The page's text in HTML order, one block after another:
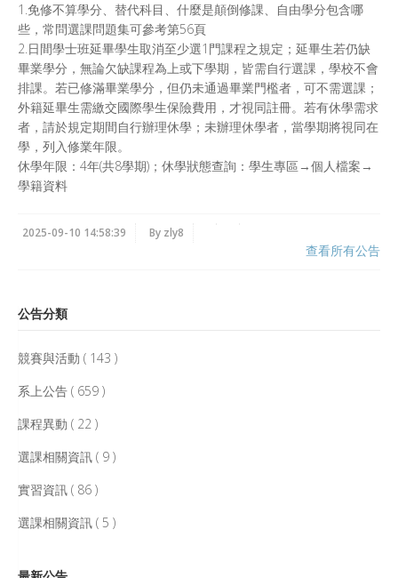
1.免修不算學分、替代科目、什麼是顛倒修課、自由學分包含哪
些，常問選課問題集可參考第56頁
2.日間學士班延畢學生取消至少選1門課程之規定；延畢生若仍缺
畢業學分，無論欠缺課程為上或下學期，皆需自行選課，學校不會
排課。若已修滿畢業學分，但仍未通過畢業門檻者，可不需選課；
外籍延畢生需繳交國際學生保險費用，才視同註冊。若有休學需求
者，請於規定期間自行辦理休學；未辦理休學者，當學期將視同在
學，列入修業年限。
休學年限：4年(共8學期)；休學狀態查詢：學生專區→個人檔案→
學籍資料
2025-09-10 14:58:39 By zly8
查看所有公告
公告分類
競賽與活動 ( 143 )
系上公告 ( 659 )
課程異動 ( 22 )
選課相關資訊 ( 9 )
實習資訊 ( 86 )
選課相關資訊 ( 5 )